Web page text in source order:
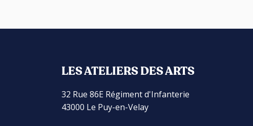
LES ATELIERS DES ARTS
32 Rue 86E Régiment d'Infanterie
43000 Le Puy-en-Velay